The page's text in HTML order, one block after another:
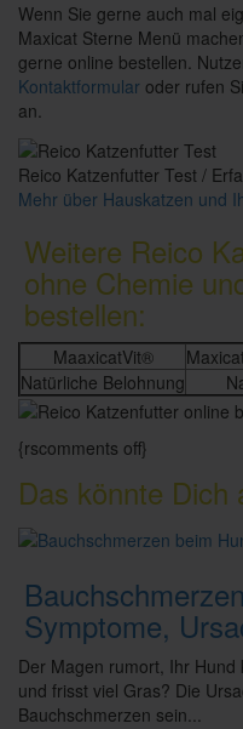
Wenn Sie gerne auch mal
Maxicat Sterne Menü
gerne online bestellen.
Kontaktformular oder rufen
an.
Reico Katzenfutter Test /
Mehr über Hauskatzen und
Weitere Reico
ohne Chemie
bestellen:
MaaxicatVit®
Natürliche Belohnung
{rscomments off}
Das könnte Dich
Symptome,
Der Magen rumort, Ihr
und frisst viel Gras? Die
Bauchschmerzen sein...